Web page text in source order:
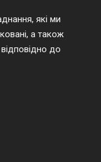
які ми
а також
до